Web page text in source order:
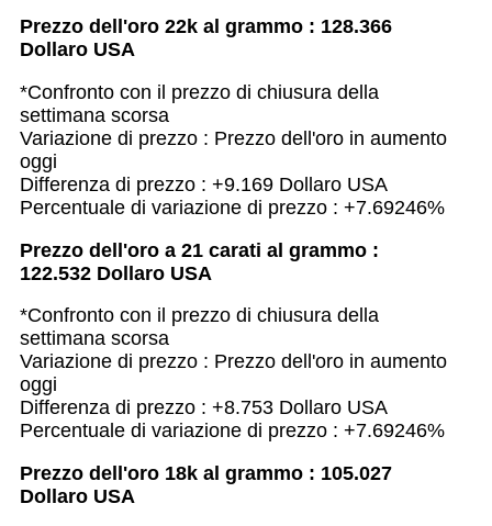
Prezzo dell'oro 22k al grammo : 128.366
Dollaro USA
*Confronto con il prezzo di chiusura della
settimana scorsa
Variazione di prezzo : Prezzo dell'oro in aumento
oggi
Differenza di prezzo : +9.169 Dollaro USA
Percentuale di variazione di prezzo : +7.69246%
Prezzo dell'oro a 21 carati al grammo :
122.532 Dollaro USA
*Confronto con il prezzo di chiusura della
settimana scorsa
Variazione di prezzo : Prezzo dell'oro in aumento
oggi
Differenza di prezzo : +8.753 Dollaro USA
Percentuale di variazione di prezzo : +7.69246%
Prezzo dell'oro 18k al grammo : 105.027
Dollaro USA